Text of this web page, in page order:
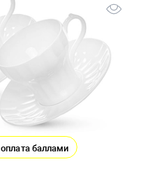
оплата баллами